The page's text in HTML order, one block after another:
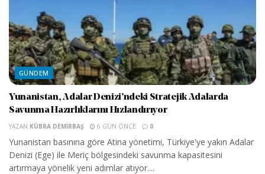
GÜNDEM
Yunanistan, Adalar Denizi’ndeki Stratejik Adalarda
Savunma Hazırlıklarını Hızlandırıyor
YAZAN KÜBRA DEMIRBAŞ 6 GÜN ÖNCE 0
Yunanistan basınına göre Atina yönetimi, Türkiye'ye yakın Adalar
Denizi (Ege) ile Meriç bölgesindeki savunma kapasitesini
artırmaya yönelik yeni adımlar atıyor....